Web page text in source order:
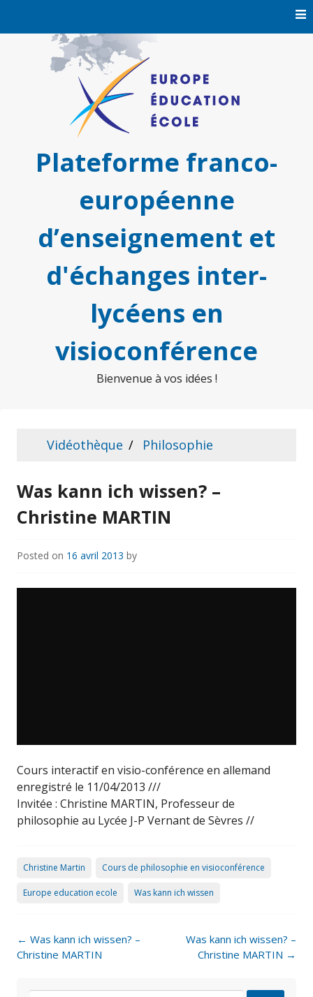
Plateforme franco-
européenne
d’enseignement et
d'échanges inter-
lycéens en
visioconférence
Bienvenue à vos idées !
Vidéothèque Philosophie
Was kann ich wissen? –
Christine MARTIN
Posted on 16 avril 2013 by
Cours interactif en visio-conférence en allemand
enregistré le 11/04/2013 ///
Invitée : Christine MARTIN, Professeur de
philosophie au Lycée J-P Vernant de Sèvres //
Christine Martin Cours de philosophie en visioconférence
Europe education ecole Was kann ich wissen
Post
navigation
← Was kann ich wissen? –
Christine MARTIN
Was kann ich wissen? –
Christine MARTIN →